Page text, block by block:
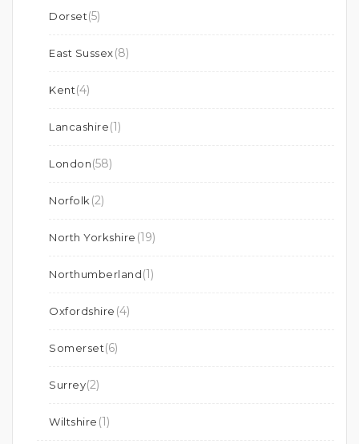
Dorset(5)
East Sussex(8)
Kent(4)
Lancashire(1)
London(58)
Norfolk (2)
North Yorkshire (19)
Northumberland(1)
Oxfordshire (4)
Somerset(6)
Surrey(2)
Wiltshire (1)